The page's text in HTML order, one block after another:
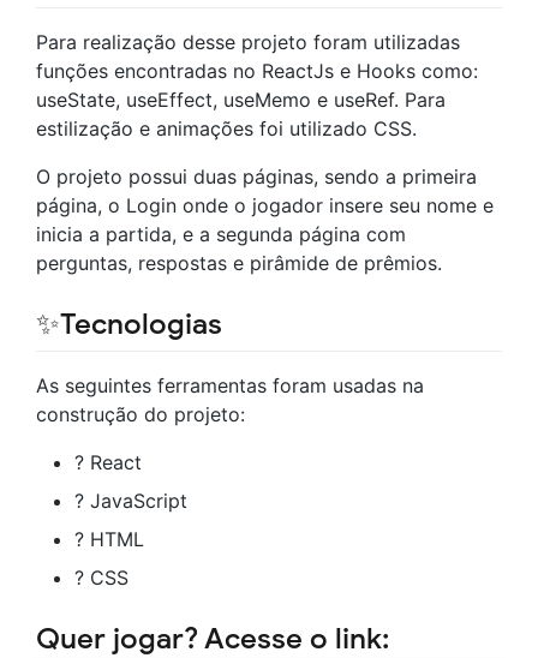
Para realização desse projeto foram utilizadas
funções encontradas no ReactJs e Hooks como:
useState, useEffect, useMemo e useRef. Para
estilização e animações foi utilizado CSS.
O projeto possui duas páginas, sendo a primeira
página, o Login onde o jogador insere seu nome e
inicia a partida, e a segunda página com
perguntas, respostas e pirâmide de prêmios.
✨Tecnologias
As seguintes ferramentas foram usadas na
construção do projeto:
? React
? JavaScript
? HTML
? CSS
Quer jogar? Acesse o link: